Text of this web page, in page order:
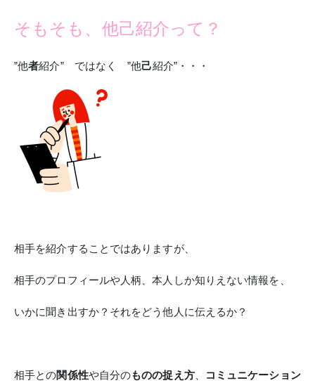
そもそも、他己紹介って？
”他者紹介” ではなく ”他己紹介”・・・
相手を紹介することではありますが、
相手のプロフィールや人柄、本人しか知りえない情報を、
いかに聞き出すか？それをどう他人に伝えるか？
相手との関係性や自分のものの捉え方、
コミュニケーション